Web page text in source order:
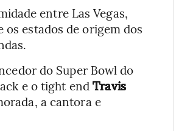
entre Las Vegas,
estados de origem dos
do Super Bowl do
e o tight end Travis
a cantora e